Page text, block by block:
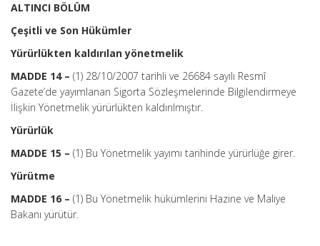
ALTINCI BÖLÜM
Çeşitli ve Son Hükümler
Yürürlükten kaldırılan yönetmelik
MADDE 14 – (1) 28/10/2007 tarihli ve 26684 sayılı Resmî
Gazete’de yayımlanan Sigorta Sözleşmelerinde Bilgilendirmeye
İlişkin Yönetmelik yürürlükten kaldırılmıştır.
Yürürlük
MADDE 15 – (1) Bu Yönetmelik yayımı tarihinde yürürlüğe girer.
Yürütme
MADDE 16 – (1) Bu Yönetmelik hükümlerini Hazine ve Maliye
Bakanı yürütür.